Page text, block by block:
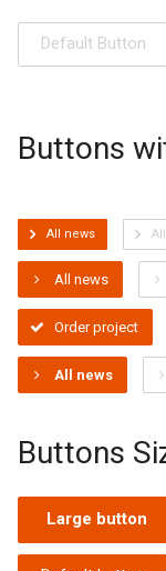
Default Button
Buttons
All news
All news
Order project
All news
Buttons
Large button